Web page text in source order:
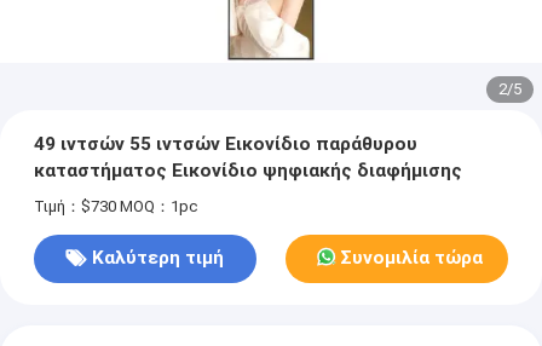
2/5
49 ιντσών 55 ιντσών Εικονίδιο παράθυρου
καταστήματος Εικονίδιο ψηφιακής διαφήμισης
Τιμή：$730 MOQ：1pc
Καλύτερη τιμή Συνομιλία τώρα